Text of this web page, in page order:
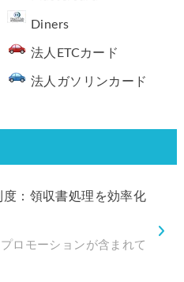
Diners
法人ETCカード
法人ガソリンカード
：領収書処理を効率化